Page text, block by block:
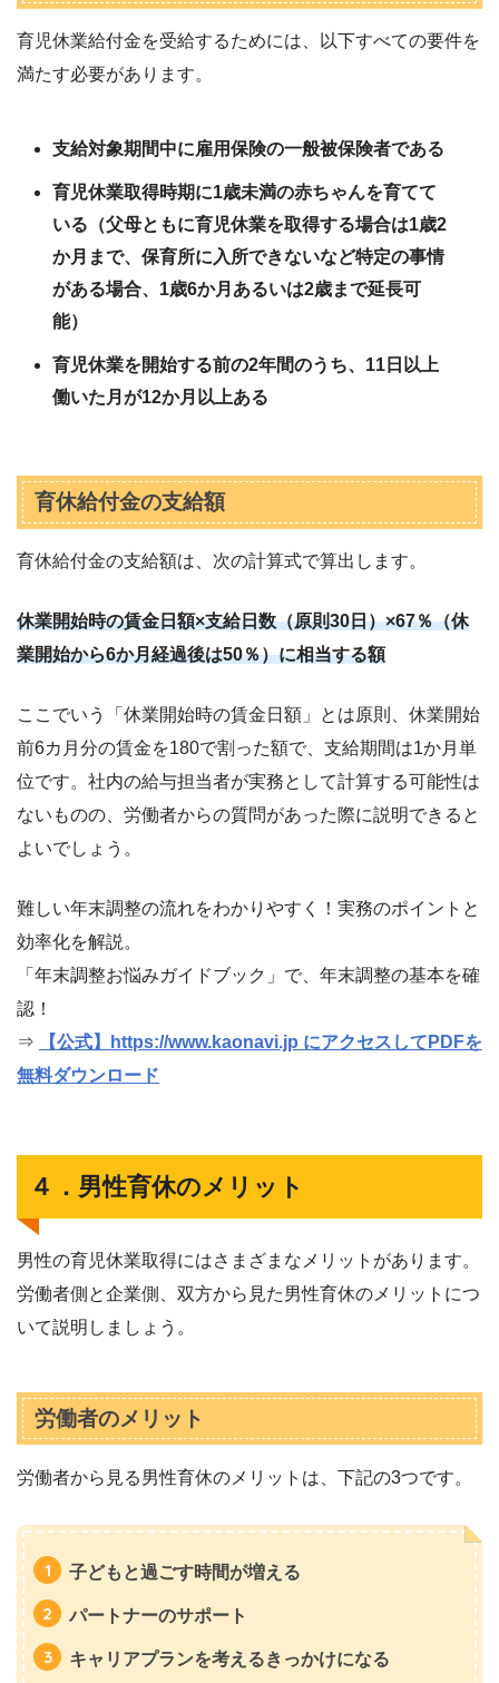
育児休業給付金を受給するためには、以下すべての要件を
満たす必要があります。
支給対象期間中に雇用保険の一般被保険者である
育児休業取得時期に1歳未満の赤ちゃんを育てて
いる（父母ともに育児休業を取得する場合は1歳2
か月まで、保育所に入所できないなど特定の事情
がある場合、1歳6か月あるいは2歳まで延長可
能）
育児休業を開始する前の2年間のうち、11日以上
働いた月が12か月以上ある
育休給付金の支給額
育休給付金の支給額は、次の計算式で算出します。
休業開始時の賃金日額×支給日数（原則30日）×67％（休
業開始から6か月経過後は50％）に相当する額
ここでいう「休業開始時の賃金日額」とは原則、休業開始
前6カ月分の賃金を180で割った額で、支給期間は1か月単
位です。社内の給与担当者が実務として計算する可能性は
ないものの、労働者からの質問があった際に説明できると
よいでしょう。
難しい年末調整の流れをわかりやすく！実務のポイントと
効率化を解説。
「年末調整お悩みガイドブック」で、年末調整の基本を確
認！
⇒
【公式】https://www.kaonavi.jp にアクセスしてPDFを
無料ダウンロード
４．男性育休のメリット
男性の育児休業取得にはさまざまなメリットがあります。
労働者側と企業側、双方から見た男性育休のメリットにつ
いて説明しましょう。
労働者のメリット
労働者から見る男性育休のメリットは、下記の3つです。
子どもと過ごす時間が増える
パートナーのサポート
キャリアプランを考えるきっかけになる